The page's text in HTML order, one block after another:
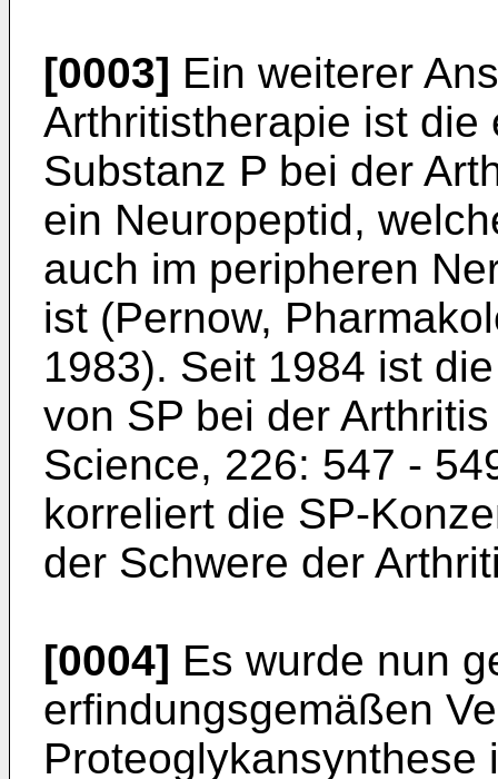
[0003] Ein weiterer
Arthritistherapie ist die
Substanz P bei der
ein Neuropeptid,
auch im peripheren
ist (Pernow,
1983). Seit 1984 ist
von SP bei der
Science, 226: 547 -
korreliert die SP-
der Schwere der
[0004] Es wurde nun
erfindungsgemäßen
Proteoglykansynthese